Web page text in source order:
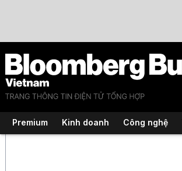
Premium Kinh doanh Công nghệ